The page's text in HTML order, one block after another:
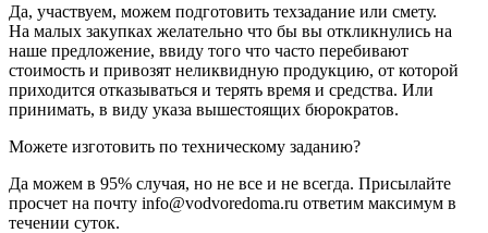
Да, участвуем, можем подготовить техзадание или смету.
На малых закупках желательно что бы вы откликнулись на
наше предложение, ввиду того что часто перебивают
стоимость и привозят неликвидную продукцию, от которой
приходится отказываться и терять время и средства. Или
принимать, в виду указа вышестоящих бюрократов.
Можете изготовить по техническому заданию?
Да можем в 95% случая, но не все и не всегда. Присылайте
просчет на почту info@vodvoredoma.ru ответим максимум в
течении суток.